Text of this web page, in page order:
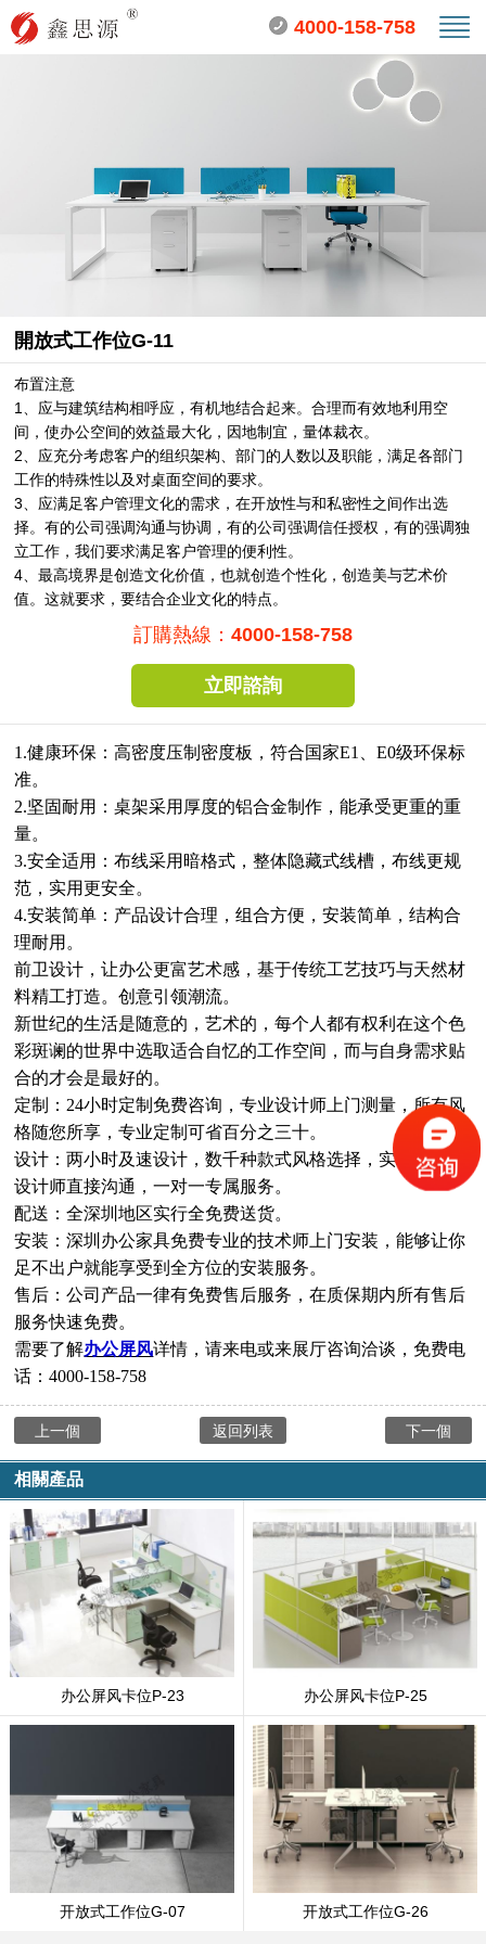
4000-158-758
開放式工作位G-11
布置注意
1、应与建筑结构相呼应，有机地结合起来。合理而有效地利用空
间，使办公空间的效益最大化，因地制宜，量体裁衣。
2、应充分考虑客户的组织架构、部门的人数以及职能，满足各部门
工作的特殊性以及对桌面空间的要求。
3、应满足客户管理文化的需求，在开放性与和私密性之间作出选
择。有的公司强调沟通与协调，有的公司强调信任授权，有的强调独
立工作，我们要求满足客户管理的便利性。
4、最高境界是创造文化价值，也就创造个性化，创造美与艺术价
值。这就要求，要结合企业文化的特点。
訂購熱線： 4000-158-758
立即諮詢
1.健康环保：高密度压制密度板，符合国家E1、E0级环保标
准。
2.坚固耐用：桌架采用厚度的铝合金制作，能承受更重的重
量。
3.安全适用：布线采用暗格式，整体隐藏式线槽，布线更规
范，实用更安全。
4.安装简单：产品设计合理，组合方便，安装简单，结构合
理耐用。
前卫设计，让办公更富艺术感，基于传统工艺技巧与天然材
料精工打造。创意引领潮流。
新世纪的生活是随意的，艺术的，每个人都有权利在这个色
彩斑谰的世界中选取适合自忆的工作空间，而与自身需求贴
合的才会是最好的。
定制：24小时定制免费咨询，专业设计师上门测量，所有风
格随您所享，专业定制可省百分之三十。
设计：两小时及速设计，数千种款式风格选择，实现客户与
设计师直接沟通，一对一专属服务。
配送：全深圳地区实行全免费送货。
安装：深圳办公家具免费专业的技术师上门安装，能够让你
足不出户就能享受到全方位的安装服务。
售后：公司产品一律有免费售后服务，在质保期内所有售后
服务快速免费。
需要了解办公屏风详情，请来电或来展厅咨询洽谈，免费电
话：4000-158-758
上一個 下一個
返回列表
相關產品
办公屏风卡位P-23 办公屏风卡位P-25
开放式工作位G-07 开放式工作位G-26